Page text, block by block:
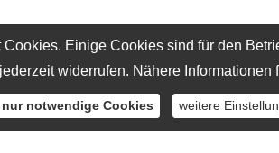
Einige Cookies sind für den
widerrufen. Nähere Informationen
nur notwendige Cookies weitere